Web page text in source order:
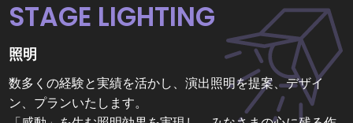
ドローンを用いた業務を承ります。
STAGE LIGHTING
照明
数多くの経験と実績を活かし、演出照明を提案、デザイ
ン、プランいたします。